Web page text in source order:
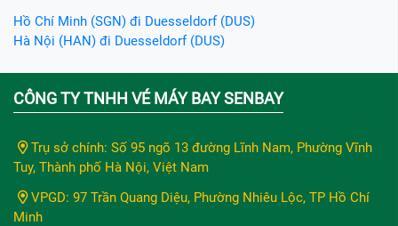
Hồ Chí Minh (SGN) đi Duesseldorf (DUS)
Hà Nội (HAN) đi Duesseldorf (DUS)
CÔNG TY TNHH VÉ MÁY BAY SENBAY
Trụ sở chính: Số 95 ngõ 13 đường Lĩnh Nam, Phường Vĩnh
Tuy, Thành phố Hà Nội, Việt Nam
VPGD: 97 Trần Quang Diệu, Phường Nhiêu Lộc, TP Hồ Chí
Minh